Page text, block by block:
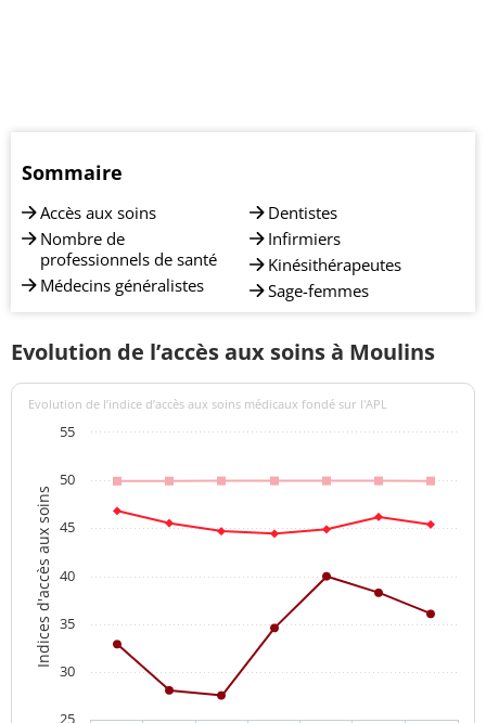
Sommaire
Accès aux soins
Nombre de
professionnels de santé
Médecins généralistes
Dentistes
Infirmiers
Kinésithérapeutes
Sage-femmes
Evolution de l’accès aux soins à Moulins
Indices d'accès aux soins
Evolution de l’indice d’accès aux soins médicaux fondé sur l'APL
25
30
35
40
45
50
55